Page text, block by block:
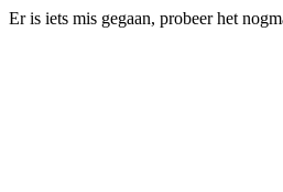
Er is iets mis gegaan, probeer het